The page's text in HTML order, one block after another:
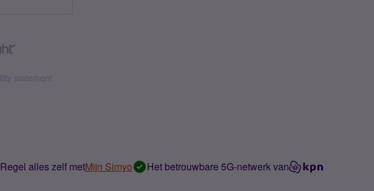
statement
Regel alles zelf metMijn Simyo Het betrouwbare 5G-netwerk van